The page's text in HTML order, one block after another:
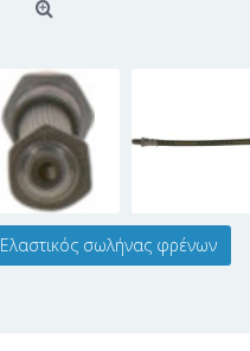
Ελαστικός σωλήνας φρένων